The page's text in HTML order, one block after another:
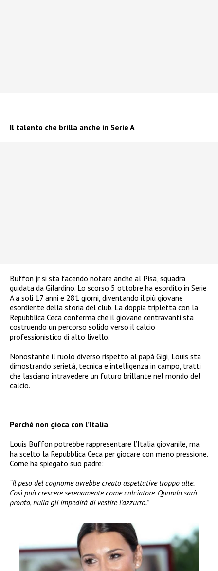
Il talento che brilla anche in Serie A
Buffon jr si sta facendo notare anche al Pisa, squadra
guidata da Gilardino. Lo scorso 5 ottobre ha esordito in Serie
A a soli 17 anni e 281 giorni, diventando il più giovane
esordiente della storia del club. La doppia tripletta con la
Repubblica Ceca conferma che il giovane centravanti sta
costruendo un percorso solido verso il calcio
professionistico di alto livello.
Nonostante il ruolo diverso rispetto al papà Gigi, Louis sta
dimostrando serietà, tecnica e intelligenza in campo, tratti
che lasciano intravedere un futuro brillante nel mondo del
calcio.
Perché non gioca con l’Italia
Louis Buffon potrebbe rappresentare l’Italia giovanile, ma
ha scelto la Repubblica Ceca per giocare con meno pressione.
Come ha spiegato suo padre:
“Il peso del cognome avrebbe creato aspettative troppo alte.
Così può crescere serenamente come calciatore. Quando sarà
pronto, nulla gli impedirà di vestire l’azzurro.”